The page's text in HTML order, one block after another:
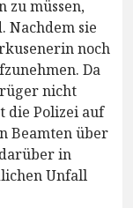
zu müssen,
Nachdem sie
noch
Da
nicht
die Polizei auf
Beamten über
in
Unfall